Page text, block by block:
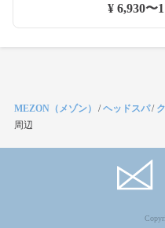
¥ 6,930〜
MEZON（メゾン） /ヘッドスパ/
周辺